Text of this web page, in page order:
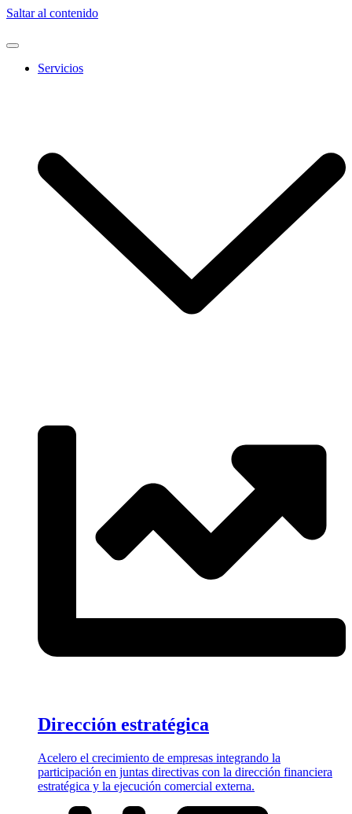
Saltar al contenido
Servicios
Dirección estratégica
Acelero el crecimiento de empresas integrando la
participación en juntas directivas con la dirección financiera
estratégica y la ejecución comercial externa.